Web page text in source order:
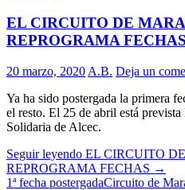
EL CIRCUITO DE
REPROGRAMA FECHAS
20 marzo, 2020 A.B. Deja un
Ya ha sido postergada la primera
el resto. El 25 de abril está
Solidaria de Alcec.
Seguir leyendo EL CIRCUITO
REPROGRAMA FECHAS →
1ª fecha postergadaCircuito de